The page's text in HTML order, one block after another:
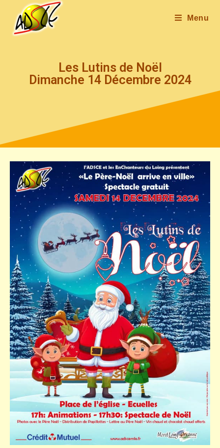
Menu
Les Lutins de Noël
Dimanche 14 Décembre 2024